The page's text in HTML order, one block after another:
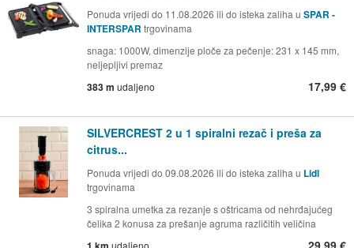
Ponuda vrijedi do 11.08.2026 ili do isteka zaliha u SPAR -
INTERSPAR trgovinama
snaga: 1000W, dimenzije ploče za pečenje: 231 x 145 mm,
neljepljivi premaz
383 m udaljeno 17,99 €
SILVERCREST 2 u 1 spiralni rezač i preša za
citrus...
Ponuda vrijedi do 09.08.2026 ili do isteka zaliha u Lidl
trgovinama
3 spiralna umetka za rezanje s oštricama od nehrđajućeg
čelika 2 konusa za prešanje agruma različitih veličina